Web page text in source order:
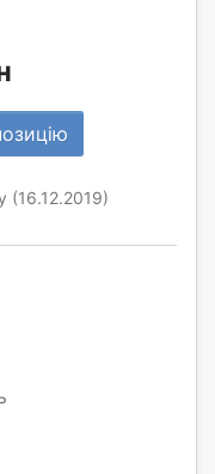
(16.12.2019)